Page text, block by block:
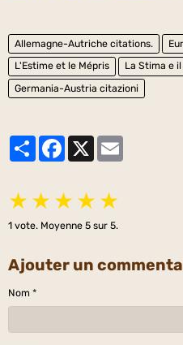
Allemagne-Autriche citations.
L'Estime et le Mépris
La Stima e
Germania-Austria citazioni
PartagerFacebook
★ ★ ★ ★ ★
1 vote. Moyenne 5 sur 5.
Ajouter un
Nom